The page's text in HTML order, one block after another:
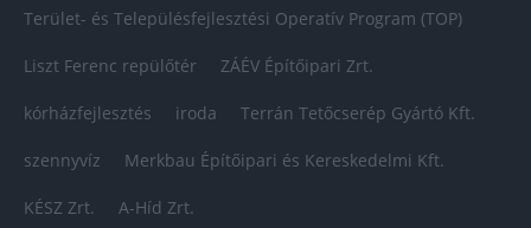
Terület- és Településfejlesztési Operatív Program (TOP)
Liszt Ferenc repülőtér ZÁÉV Építőipari Zrt.
kórházfejlesztés iroda Terrán Tetőcserép Gyártó Kft.
szennyvíz Merkbau Építőipari és Kereskedelmi Kft.
KÉSZ Zrt. A-Híd Zrt.